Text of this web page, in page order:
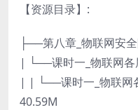
【资源目录】:
├──第八章_物联网安
| └──课时一_物联网各
| | └──课时一_物联网
40.59M